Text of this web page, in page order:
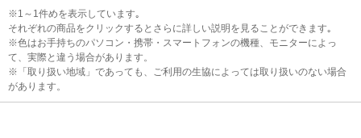
※1～1件めを表示しています｡
それぞれの商品をクリックするとさらに詳しい説明を見ることができます｡
※色はお手持ちのパソコン・携帯・スマートフォンの機種、モニターによっ
て、実際と違う場合があります。
※「取り扱い地域」であっても、ご利用の生協によっては取り扱いのない場合
があります。